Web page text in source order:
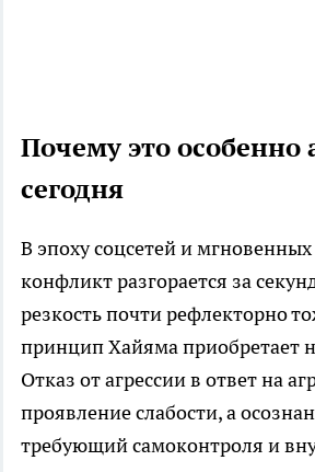
Почему это особенно
сегодня
В эпоху соцсетей и
конфликт разгорается за
резкость почти рефлекторно
принцип Хайяма приобретает
Отказ от агрессии в ответ на
проявление слабости, а
требующий самоконтроля и